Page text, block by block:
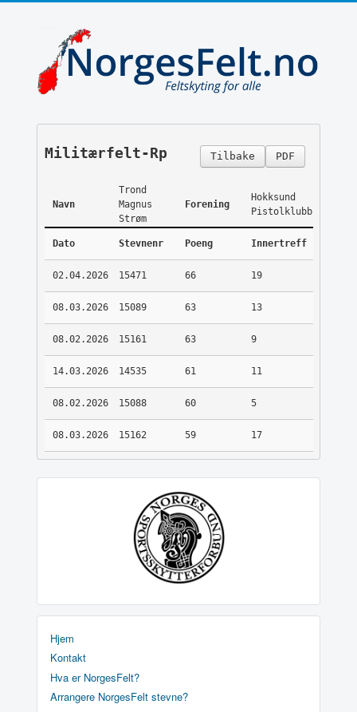
PDF
Tilbake
Militærfelt-Rp
Navn
Trond
Magnus
Strøm
Forening
Hokksund
Pistolklubb
Dato Stevnenr Poeng Innertreff
02.04.2026 15471 66 19
08.03.2026 15089 63 13
08.02.2026 15161 63 9
14.03.2026 14535 61 11
08.02.2026 15088 60 5
08.03.2026 15162 59 17
Hjem
Kontakt
Hva er NorgesFelt?
Arrangere NorgesFelt stevne?